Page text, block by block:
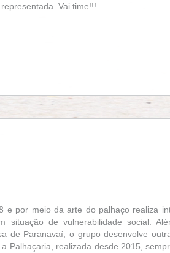
Vai time!!!
e por meio da arte do palhaço realiza
situação de vulnerabilidade social.
de Paranavaí, o grupo desenvolve
Palhaçaria, realizada desde 2015,